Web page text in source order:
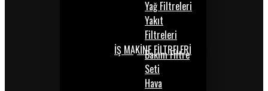
Yağ Filtreleri
Yakıt
Filtreleri
İŞ MAKİNE FİLTRELERİ
Bakım Filtre
Seti
Hava